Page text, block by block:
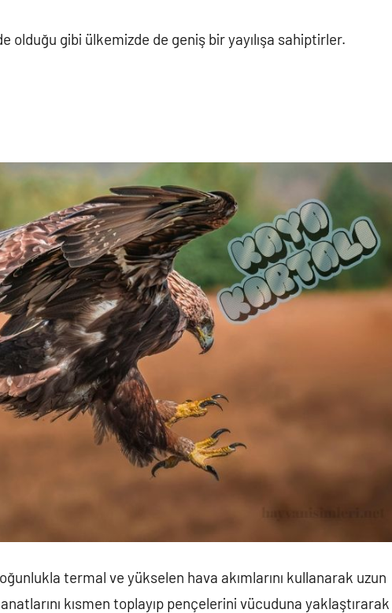
olduğu gibi ülkemizde de geniş bir yayılışa sahiptirler.
termal ve yükselen hava akımlarını kullanarak uzun
kısmen toplayıp pençelerini vücuduna yaklaştırarak